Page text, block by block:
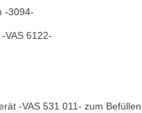
-3094-
VAS 6122-
-VAS 531 011- zum